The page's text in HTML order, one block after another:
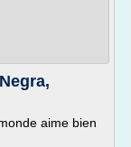
aime bien